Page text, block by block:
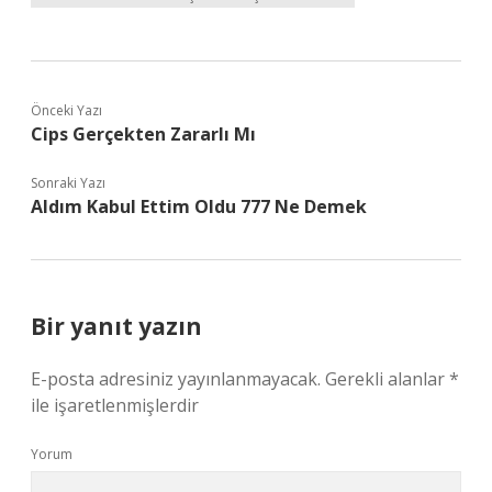
Önceki Yazı
Cips Gerçekten Zararlı Mı
Sonraki Yazı
Aldım Kabul Ettim Oldu 777 Ne Demek
Bir yanıt yazın
E-posta adresiniz yayınlanmayacak. Gerekli alanlar*
ile işaretlenmişlerdir
Yorum